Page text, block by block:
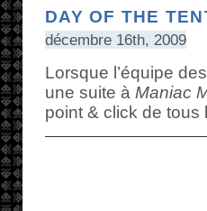
DAY OF THE
décembre 16th, 2009
Lorsque l’équipe des
une suite à Maniac
point & click de tous